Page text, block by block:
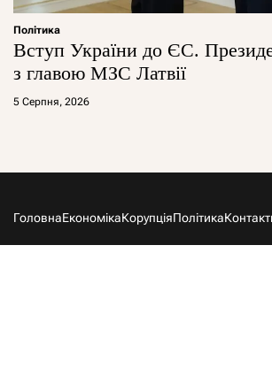
Політика
Вступ України до ЄС.
з главою МЗС Латвії
5 Серпня, 2026
ГоловнаЕкономікаКорупціяПолітика